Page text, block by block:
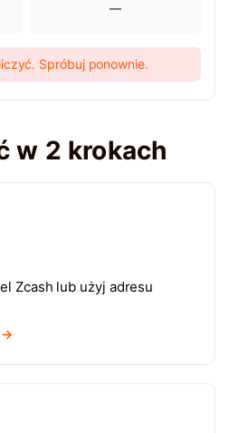
—
Spróbuj ponownie.
w 2 krokach
Zcash lub użyj adresu
→